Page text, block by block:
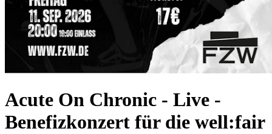
Acute On Chronic - Live -
Benefizkonzert für die well:fair